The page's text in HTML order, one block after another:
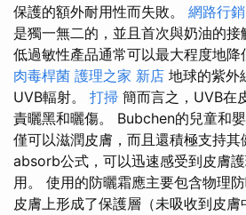
保護的額外耐用性而失敗。 網路行銷
是獨一無二的，並且首次與奶油的
低過敏性產品通常可以最大程度地降
肉毒桿菌 護理之家 新店 地球的紫外
UVB輻射。 打掃 簡而言之，UVB在
責曬黑和曬傷。 Bubchen的兒童和
僅可以滋潤皮膚，而且還積極支持
absorb公式，可以迅速感受到皮膚
用。 使用的防曬霜應主要包含物理
皮膚上形成了保護層（未吸收到皮膚